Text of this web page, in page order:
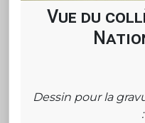
Vue du
Dessin pour la